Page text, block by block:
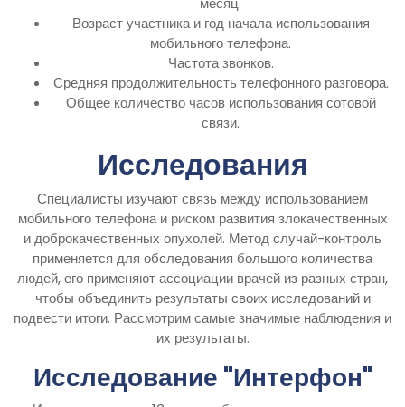
Возраст участника и год начала использования
мобильного телефона.
Частота звонков.
Средняя продолжительность телефонного разговора.
Общее количество часов использования сотовой
связи.
Исследования
Специалисты изучают связь между использованием
мобильного телефона и риском развития злокачественных
и доброкачественных опухолей. Метод случай-контроль
применяется для обследования большого количества
людей, его применяют ассоциации врачей из разных стран,
чтобы объединить результаты своих исследований и
подвести итоги. Рассмотрим самые значимые наблюдения и
их результаты.
Исследование "Интерфон"